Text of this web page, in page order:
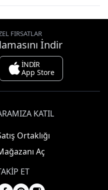
FIRSATLAR
İndir
İNDİR
App Store
KATIL
Ortaklığı
Aç
ET